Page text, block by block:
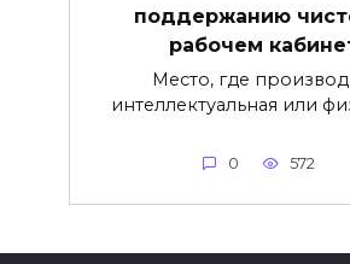
поддержанию
рабочем
Место, где
интеллектуальная или
0 572